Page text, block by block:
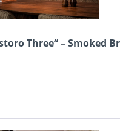
Three“ – Smoked